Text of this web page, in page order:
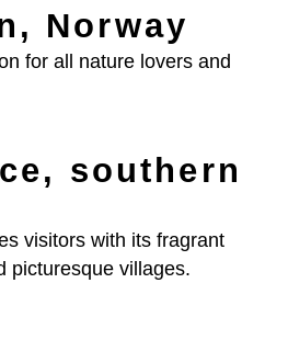
Norway
for all nature lovers and
southern
visitors with its fragrant
picturesque villages.